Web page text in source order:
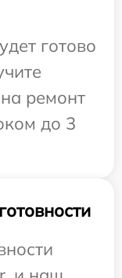
готово
ремонт
до 3